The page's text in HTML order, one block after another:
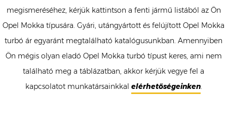
megismeréséhez, kérjük kattintson a fenti jármű listából az Ön
Opel Mokka típusára. Gyári, utángyártott és felújított Opel Mokka
turbó ár egyaránt megtalálható katalógusunkban. Amennyiben
Ön mégis olyan eladó Opel Mokka turbó típust keres, ami nem
található meg a táblázatban, akkor kérjük vegye fel a
kapcsolatot munkatársainkkal elérhetőségeinken.